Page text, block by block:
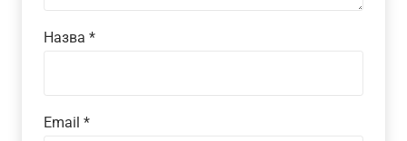
Назва *
Email *